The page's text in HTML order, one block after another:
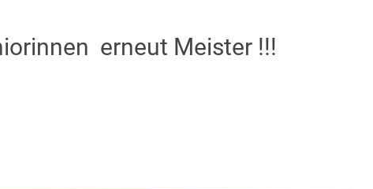
erneut Meister !!!